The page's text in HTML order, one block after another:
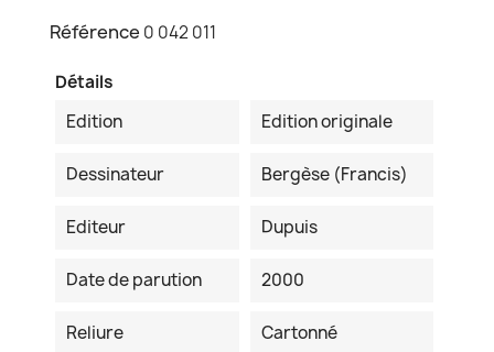
Référence 0 042 011
Détails
Edition
Edition originale
Dessinateur Bergèse (Francis)
Editeur Dupuis
Date de parution 2000
Reliure Cartonné